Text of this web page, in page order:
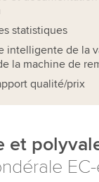
statistiques
intelligente de la
la machine de
qualité/prix
et